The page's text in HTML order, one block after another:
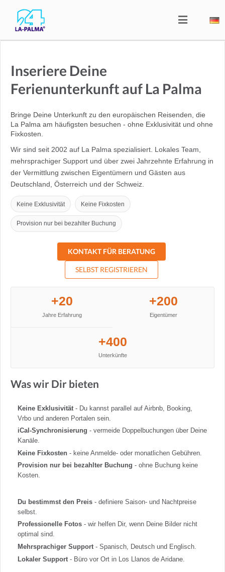
Inseriere Deine
Ferienunterkunft auf La Palma
Bringe Deine Unterkunft zu den europäischen Reisenden, die
La Palma am häufigsten besuchen - ohne Exklusivität und ohne
Fixkosten.
Wir sind seit 2002 auf La Palma spezialisiert. Lokales Team,
mehrsprachiger Support und über zwei Jahrzehnte Erfahrung in
der Vermittlung zwischen Eigentümern und Gästen aus
Deutschland, Österreich und der Schweiz.
Keine Exklusivität Keine Fixkosten
Provision nur bei bezahlter Buchung
KONTAKT FÜR BERATUNG
SELBST REGISTRIEREN
+20
Jahre Erfahrung
+200
Eigentümer
+400
Unterkünfte
Was wir Dir bieten
Keine Exklusivität - Du kannst parallel auf Airbnb, Booking,
Vrbo und anderen Portalen sein.
iCal-Synchronisierung - vermeide Doppelbuchungen über Deine
Kanäle.
Keine Fixkosten - keine Anmelde- oder monatlichen Gebühren.
Provision nur bei bezahlter Buchung - ohne Buchung keine
Kosten.
Du bestimmst den Preis - definiere Saison- und Nachtpreise
selbst.
Professionelle Fotos - wir helfen Dir, wenn Deine Bilder nicht
optimal sind.
Mehrsprachiger Support - Spanisch, Deutsch und Englisch.
Lokaler Support - Büro vor Ort in Los Llanos de Aridane.